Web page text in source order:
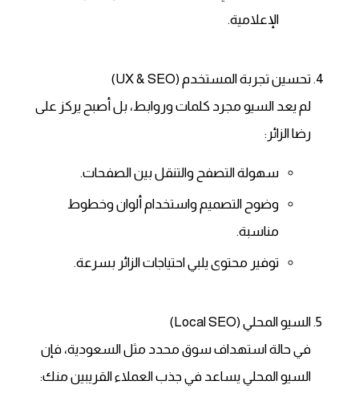
الإعلامية.
تحسين تجربة المستخدم (UX & SEO)
لم يعد السيو مجرد كلمات وروابط، بل أصبح يركز على
رضا الزائر:
سهولة التصفح والتنقل بين الصفحات.
وضوح التصميم واستخدام ألوان وخطوط
مناسبة.
توفير محتوى يلبي احتياجات الزائر بسرعة.
السيو المحلي (Local SEO)
في حالة استهداف سوق محدد مثل السعودية، فإن
السيو المحلي يساعد في جذب العملاء القريبين منك: